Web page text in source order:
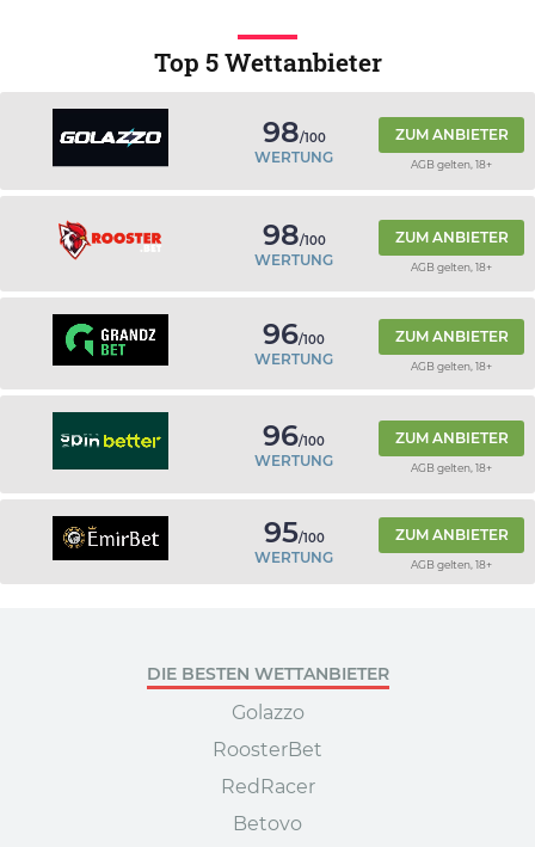
Top 5 Wettanbieter
98/100
WERTUNG
ZUM ANBIETER
AGB gelten, 18+
98/100
WERTUNG
ZUM ANBIETER
AGB gelten, 18+
96/100
WERTUNG
ZUM ANBIETER
AGB gelten, 18+
96/100
WERTUNG
ZUM ANBIETER
AGB gelten, 18+
95/100
WERTUNG
ZUM ANBIETER
AGB gelten, 18+
DIE BESTEN WETTANBIETER
Golazzo
RoosterBet
RedRacer
Betovo